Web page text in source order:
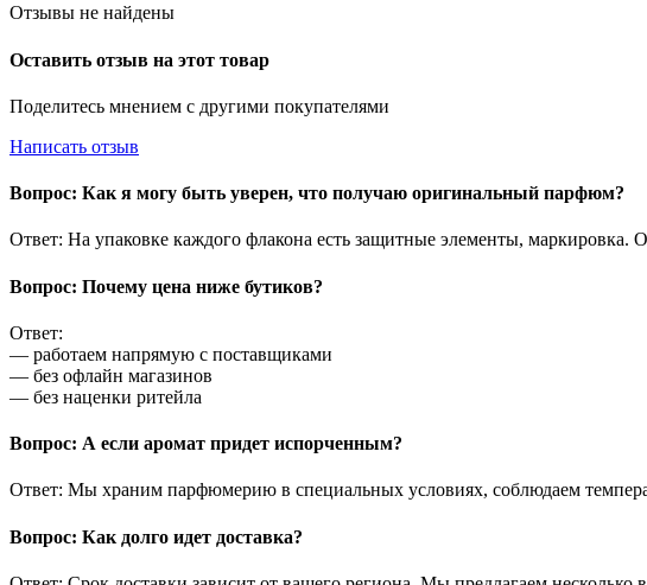
Отзывы не найдены
Оставить отзыв на этот товар
Поделитесь мнением с другими покупателями
Написать отзыв
Вопрос: Как я могу быть уверен, что получаю оригинальный парфюм?
Ответ: На упаковке каждого флакона есть защитные элементы, маркировка.
Вопрос: Почему цена ниже бутиков?
Ответ:
— работаем напрямую с поставщиками
— без офлайн магазинов
— без наценки ритейла
Вопрос: А если аромат придет испорченным?
Ответ: Мы храним парфюмерию в специальных условиях, соблюдаем
Вопрос: Как долго идет доставка?